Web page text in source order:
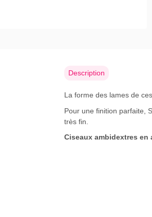
Description
La forme des lames de
Pour une finition parfaite,
très fin.
Ciseaux ambidextres en